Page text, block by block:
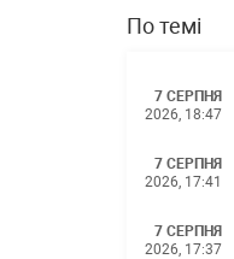
По темі
7 СЕРПНЯ
2026, 18:47
7 СЕРПНЯ
2026, 17:41
7 СЕРПНЯ
2026, 17:37